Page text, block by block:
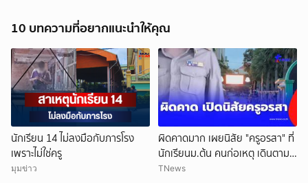
10 บทความที่อยากแนะนำให้คุณ
นักเรียน 14 ไม่ลงมือกับภารโรง
เพราะไม่ใช่ครู
มุมข่าว
ผิดคาดมาก เผยนิสัย "ครูอรสา" ที่
นักเรียนม.ต้น คนก่อเหตุ เดินตาม
หา
TNews